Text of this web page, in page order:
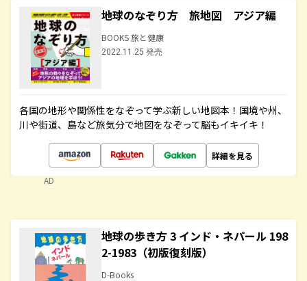
地球のなぞり方 旅地図 アジア編
BOOKS 旅と健康
2022.11.25 発売
各国の地形や関係性をなぞって学ぶ新しい地図本！国境や州、
川や街道、島など旅気分で地図をなぞって脳もイキイキ！
詳細を見る
AD
地球の歩き方 3 インド・ネパール 198
2-1983（初版復刻版）
D-Books